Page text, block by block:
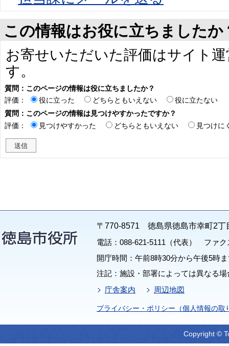
この情報はお役に立ちましたか
お寄せいただいた評価はサイト
す。
質問：このページの情報は役に立ちましたか？
評価：
役に立った どちらともいえない
役に立たない
質問：このページの情報は見つけやすかったですか？
評価：
見つけやすかった どちらともいえない 見つけに
〒770-8571 徳島県徳島市幸町2丁
電話：088-621-5111（代表） ファク
開庁時間：午前8時30分から午後5時
注記：施設・部署によっては異なる
庁舎案内
周辺地図
プライバシー・ポリシー（個人情報の取
Copyright ©